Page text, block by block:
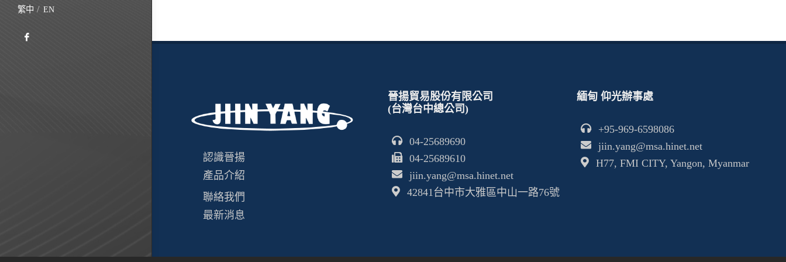
繁中 EN
認識晉揚
產品介紹
聯絡我們
最新消息
晉揚貿易股份有限公司
(台灣台中總公司)
04-25689690
04-25689610
jiin.yang@msa.hinet.net
42841台中市大雅區中山一路76號
緬甸 仰光辦事處
+95-969-6598086
jiin.yang@msa.hinet.net
H77, FMI CITY, Yangon, Myanmar